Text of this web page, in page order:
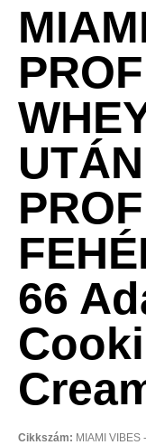
66
Cikkszám: MIAMI VIBES